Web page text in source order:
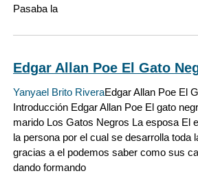
Pasaba la
Edgar Allan Poe El Gato
Yanyael Brito RiveraEdgar Allan Poe El
Introducción Edgar Allan Poe El gato
marido Los Gatos Negros La esposa El
la persona por el cual se desarrolla toda
gracias a el podemos saber como sus
dando formando